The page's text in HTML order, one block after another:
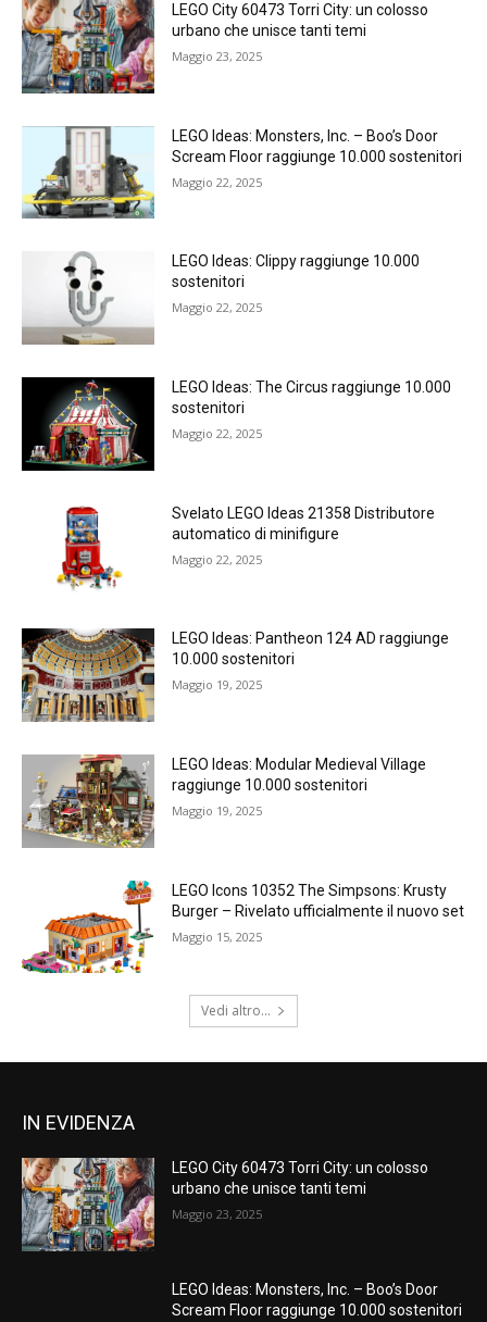
LEGO City 60473 Torri City: un colosso
urbano che unisce tanti temi
Maggio 23, 2025
LEGO Ideas: Monsters, Inc. – Boo’s Door
Scream Floor raggiunge 10.000 sostenitori
Maggio 22, 2025
LEGO Ideas: Clippy raggiunge 10.000
sostenitori
Maggio 22, 2025
LEGO Ideas: The Circus raggiunge 10.000
sostenitori
Maggio 22, 2025
Svelato LEGO Ideas 21358 Distributore
automatico di minifigure
Maggio 22, 2025
LEGO Ideas: Pantheon 124 AD raggiunge
10.000 sostenitori
Maggio 19, 2025
LEGO Ideas: Modular Medieval Village
raggiunge 10.000 sostenitori
Maggio 19, 2025
LEGO Icons 10352 The Simpsons: Krusty
Burger – Rivelato ufficialmente il nuovo set
Maggio 15, 2025
Vedi altro...
IN EVIDENZA
LEGO City 60473 Torri City: un colosso
urbano che unisce tanti temi
Maggio 23, 2025
LEGO Ideas: Monsters, Inc. – Boo’s Door
Scream Floor raggiunge 10.000 sostenitori